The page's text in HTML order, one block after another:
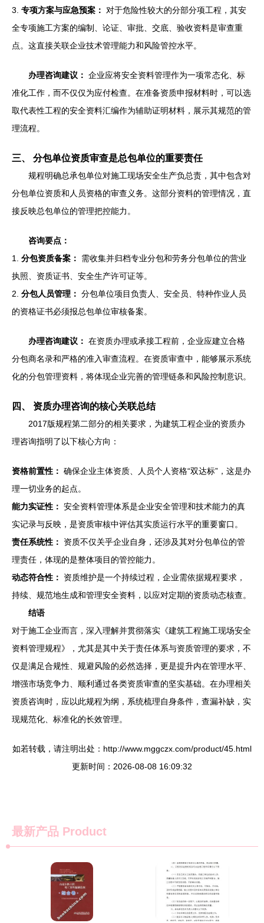
3. 专项方案与应急预案：
对于危险性较大的分部分项工程，其安
全专项施工方案的编制、论证、审批、交底、验收资料是审查重
点。这直接关联企业技术管理能力和风险管控水平。
办理咨询建议： 企业应将安全资料管理作为一项常态化、标
准化工作，而不仅仅为应付检查。在准备资质申报材料时，可以选
取代表性工程的安全资料汇编作为辅助证明材料，展示其规范的管
理流程。
三、 分包单位资质审查是总包单位的重要责任
规程明确总承包单位对施工现场安全生产负总责，其中包含对
分包单位资质和人员资格的审查义务。这部分资料的管理情况，直
接反映总包单位的管理把控能力。
咨询要点：
1. 分包资质备案：
需收集并归档专业分包和劳务分包单位的营业
执照、资质证书、安全生产许可证等。
2. 分包人员管理： 分包单位项目负责人、安全员、特种作业人员
的资格证书必须报总包单位审核备案。
办理咨询建议： 在资质办理或承接工程前，企业应建立合格
分包商名录和严格的准入审查流程。在资质审查中，能够展示系统
化的分包管理资料，将体现企业完善的管理链条和风险控制意识。
四、 资质办理咨询的核心关联总结
2017版规程第二部分的相关要求，为建筑工程企业的资质办
理咨询指明了以下核心方向：
资格前置性： 确保企业主体资质、人员个人资格“双达标”，这是办
理一切业务的起点。
能力实证性： 安全资料管理体系是企业安全管理和技术能力的真
实记录与反映，是资质审核中评估其实质运行水平的重要窗口。
责任系统性：
资质不仅关乎企业自身，还涉及其对分包单位的管
理责任，体现的是整体项目的管控能力。
动态符合性：
资质维护是一个持续过程，企业需依据规程要求，
持续、规范地生成和管理安全资料，以应对定期的资质动态核查。
结语
对于施工企业而言，深入理解并贯彻落实《建筑工程施工现场安全
资料管理规程》，尤其是其中关于责任体系与资质管理的要求，不
仅是满足合规性、规避风险的必然选择，更是提升内在管理水平、
增强市场竞争力、顺利通过各类资质审查的坚实基础。在办理相关
资质咨询时，应以此规程为纲，系统梳理自身条件，查漏补缺，实
现规范化、标准化的长效管理。
如若转载，请注明出处：http://www.mggczx.com/product/45.html
更新时间：2026-08-08 16:09:32
最新产品 Product